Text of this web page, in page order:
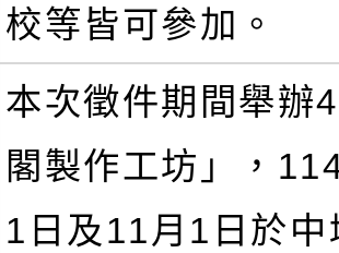
校等皆可參加。
本次徵件期間舉辦
閣製作工坊」，
1日及11月1日於